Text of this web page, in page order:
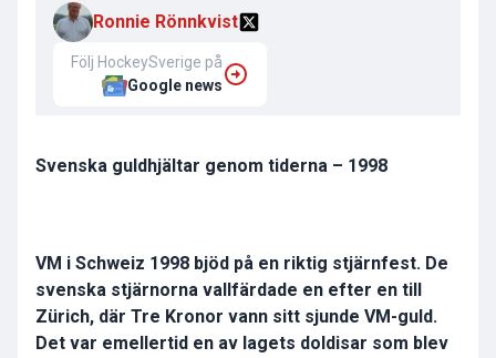
Ronnie Rönnkvist
Följ HockeySverige på
Google news
Svenska guldhjältar genom tiderna – 1998
VM i Schweiz 1998 bjöd på en riktig stjärnfest. De
svenska stjärnorna vallfärdade en efter en till
Zürich, där Tre Kronor vann sitt sjunde VM-guld.
Det var emellertid en av lagets doldisar som blev